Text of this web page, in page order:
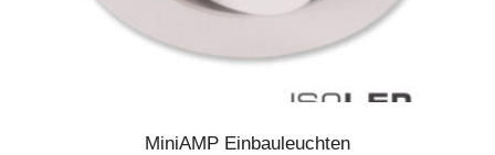
MiniAMP Einbauleuchten